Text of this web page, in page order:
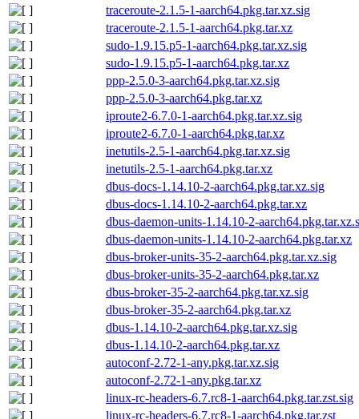
traceroute-2.1.5-1-aarch64.pkg.tar.xz.sig
traceroute-2.1.5-1-aarch64.pkg.tar.xz
sudo-1.9.15.p5-1-aarch64.pkg.tar.xz.sig
sudo-1.9.15.p5-1-aarch64.pkg.tar.xz
ppp-2.5.0-3-aarch64.pkg.tar.xz.sig
ppp-2.5.0-3-aarch64.pkg.tar.xz
iproute2-6.7.0-1-aarch64.pkg.tar.xz.sig
iproute2-6.7.0-1-aarch64.pkg.tar.xz
inetutils-2.5-1-aarch64.pkg.tar.xz.sig
inetutils-2.5-1-aarch64.pkg.tar.xz
dbus-docs-1.14.10-2-aarch64.pkg.tar.xz.sig
dbus-docs-1.14.10-2-aarch64.pkg.tar.xz
dbus-daemon-units-1.14.10-2-
dbus-daemon-units-1.14.10-2-aarch64.pkg.tar.xz
dbus-broker-units-35-2-aarch64.pkg.tar.xz.sig
dbus-broker-units-35-2-aarch64.pkg.tar.xz
dbus-broker-35-2-aarch64.pkg.tar.xz.sig
dbus-broker-35-2-aarch64.pkg.tar.xz
dbus-1.14.10-2-aarch64.pkg.tar.xz.sig
dbus-1.14.10-2-aarch64.pkg.tar.xz
autoconf-2.72-1-any.pkg.tar.xz.sig
autoconf-2.72-1-any.pkg.tar.xz
linux-rc-headers-6.7.rc8-1-aarch64.pkg.tar.zst.sig
linux-rc-headers-6.7.rc8-1-aarch64.pkg.tar.zst